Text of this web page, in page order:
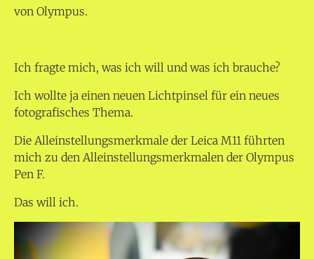
von Olympus.
Ich fragte mich, was ich will und was ich brauche?
Ich wollte ja einen neuen Lichtpinsel für ein neues
fotografisches Thema.
Die Alleinstellungsmerkmale der Leica M11 führten
mich zu den Alleinstellungsmerkmalen der Olympus
Pen F.
Das will ich.